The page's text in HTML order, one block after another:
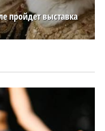
пройдет выставка